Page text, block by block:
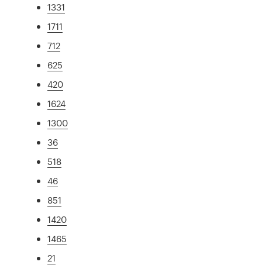
1331
1711
712
625
420
1624
1300
36
518
46
851
1420
1465
21